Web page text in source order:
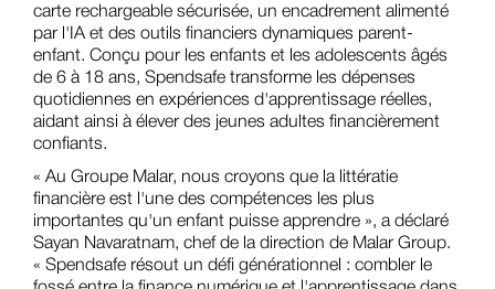
carte rechargeable sécurisée, un encadrement alimenté
par l'IA et des outils financiers dynamiques parent-
enfant. Conçu pour les enfants et les adolescents âgés
de 6 à 18 ans, Spendsafe transforme les dépenses
quotidiennes en expériences d'apprentissage réelles,
aidant ainsi à élever des jeunes adultes financièrement
confiants.
« Au Groupe Malar, nous croyons que la littératie
financière est l'une des compétences les plus
importantes qu'un enfant puisse apprendre », a déclaré
Sayan Navaratnam, chef de la direction de Malar Group.
« Spendsafe résout un défi générationnel : combler le